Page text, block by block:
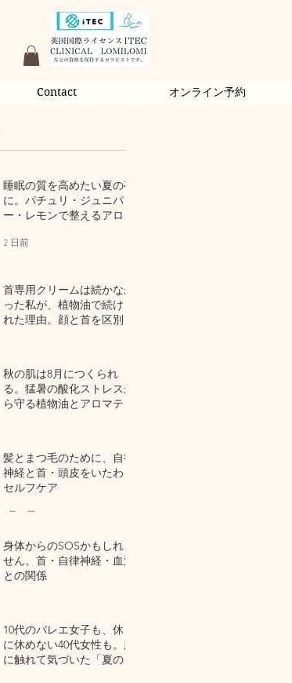
Contact オンライン予約
睡眠の質を高めたい夏の夜
に。パチュリ・ジュニパ
ー・レモンで整えるアロマ
2 日前
首専用クリームは続かなか
った私が、植物油で続けら
れた理由。顔と首を区別し
秋の肌は8月につくられ
る。猛暑の酸化ストレスか
ら守る植物油とアロマテラ
髪とまつ毛のために、自律
神経と首・頭皮をいたわる
セルフケア
7月31日
身体からのSOSかもしれま
せん。首・自律神経・血流
との関係
10代のバレエ女子も、休日
に休めない40代女性も。肌
に触れて気づいた「夏の全